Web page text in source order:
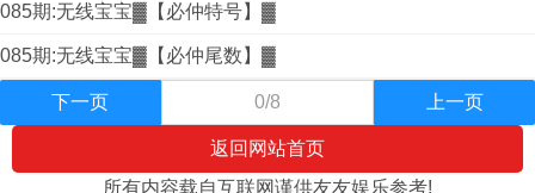
085期:无线宝宝▓【必仲特号】▓
085期:无线宝宝▓【必仲尾数】▓
下一页 0/8 上一页
返回网站首页
所有内容载自互联网谨供友友娱乐参考!